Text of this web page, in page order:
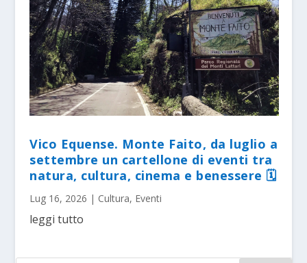
Vico Equense. Monte Faito, da luglio a
settembre un cartellone di eventi tra
natura, cultura, cinema e benessere 🗓
Lug 16, 2026 | Cultura, Eventi
leggi tutto